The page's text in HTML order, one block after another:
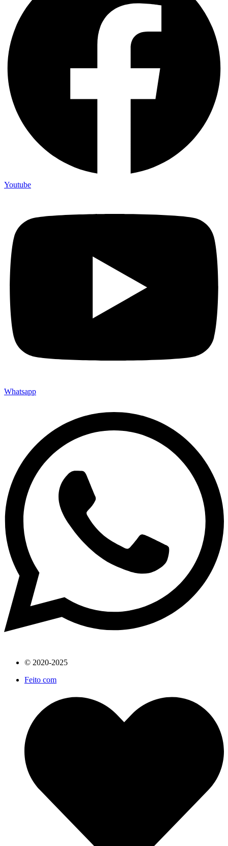
Youtube
Whatsapp
© 2020-2025
Feito com